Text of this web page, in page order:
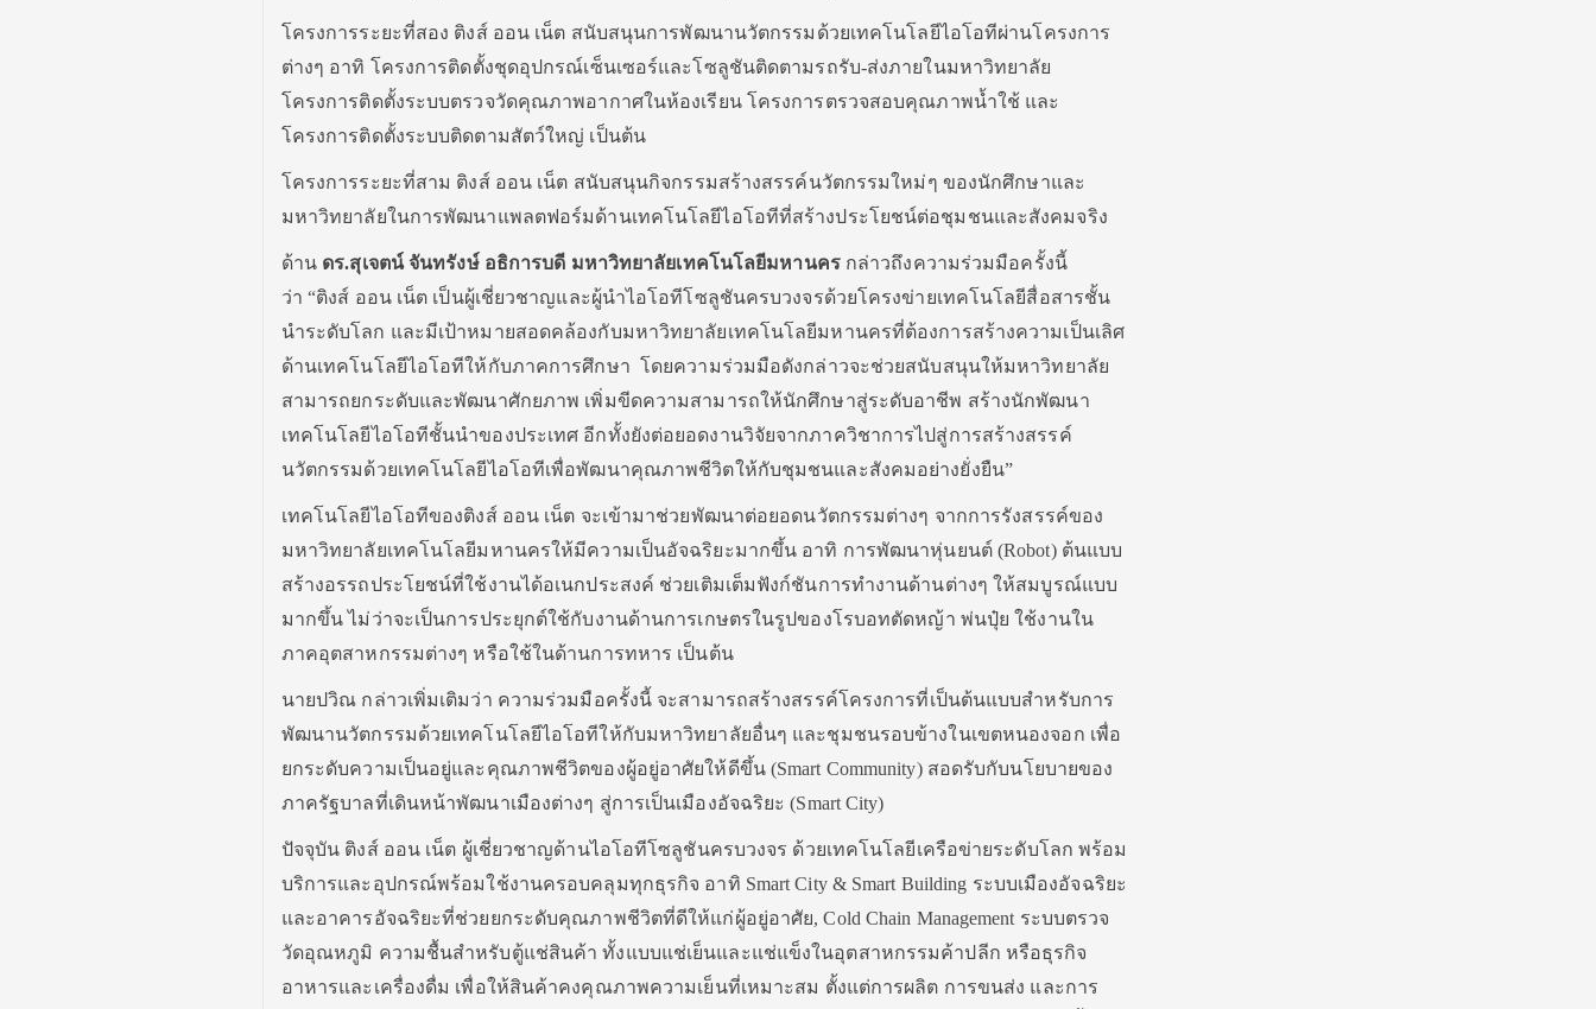
โครงการระยะที่สอง ติงส์ ออน เน็ต สนับสนุนการพัฒนานวัตกรรมด้วยเทคโนโลยีไอโอทีผ่านโครงการ
ต่างๆ อาทิ โครงการติดตั้งชุดอุปกรณ์เซ็นเซอร์และโซลูชันติดตามรถรับ-ส่งภายในมหาวิทยาลัย
โครงการติดตั้งระบบตรวจวัดคุณภาพอากาศในห้องเรียน โครงการตรวจสอบคุณภาพน้ำใช้ และ
โครงการติดตั้งระบบติดตามสัตว์ใหญ่ เป็นต้น
โครงการระยะที่สาม ติงส์ ออน เน็ต สนับสนุนกิจกรรมสร้างสรรค์นวัตกรรมใหม่ๆ ของนักศึกษาและ
มหาวิทยาลัยในการพัฒนาแพลตฟอร์มด้านเทคโนโลยีไอโอทีที่สร้างประโยชน์ต่อชุมชนและสังคมจริง
ด้าน ดร.สุเจตน์ จันทรังษ์ อธิการบดี มหาวิทยาลัยเทคโนโลยีมหานครกล่าวถึงความร่วมมือครั้งนี้
ว่า “ติงส์ ออน เน็ต เป็นผู้เชี่ยวชาญและผู้นำไอโอทีโซลูชันครบวงจรด้วยโครงข่ายเทคโนโลยีสื่อสารชั้น
นำระดับโลก และมีเป้าหมายสอดคล้องกับมหาวิทยาลัยเทคโนโลยีมหานครที่ต้องการสร้างความเป็นเลิศ
ด้านเทคโนโลยีไอโอทีให้กับภาคการศึกษา โดยความร่วมมือดังกล่าวจะช่วยสนับสนุนให้มหาวิทยาลัย
สามารถยกระดับและพัฒนาศักยภาพ เพิ่มขีดความสามารถให้นักศึกษาสู่ระดับอาชีพ สร้างนักพัฒนา
เทคโนโลยีไอโอทีชั้นนำของประเทศ อีกทั้งยังต่อยอดงานวิจัยจากภาควิชาการไปสู่การสร้างสรรค์
นวัตกรรมด้วยเทคโนโลยีไอโอทีเพื่อพัฒนาคุณภาพชีวิตให้กับชุมชนและสังคมอย่างยั่งยืน”
เทคโนโลยีไอโอทีของติงส์ ออน เน็ต จะเข้ามาช่วยพัฒนาต่อยอดนวัตกรรมต่างๆ จากการรังสรรค์ของ
มหาวิทยาลัยเทคโนโลยีมหานครให้มีความเป็นอัจฉริยะมากขึ้น อาทิ การพัฒนาหุ่นยนต์ (Robot) ต้นแบบ
สร้างอรรถประโยชน์ที่ใช้งานได้อเนกประสงค์ ช่วยเติมเต็มฟังก์ชันการทำงานด้านต่างๆ ให้สมบูรณ์แบบ
มากขึ้น ไม่ว่าจะเป็นการประยุกต์ใช้กับงานด้านการเกษตรในรูปของโรบอทตัดหญ้า พ่นปุ๋ย ใช้งานใน
ภาคอุตสาหกรรมต่างๆ หรือใช้ในด้านการทหาร เป็นต้น
นายปวิณ กล่าวเพิ่มเติมว่า ความร่วมมือครั้งนี้ จะสามารถสร้างสรรค์โครงการที่เป็นต้นแบบสำหรับการ
พัฒนานวัตกรรมด้วยเทคโนโลยีไอโอทีให้กับมหาวิทยาลัยอื่นๆ และชุมชนรอบข้างในเขตหนองจอก เพื่อ
ยกระดับความเป็นอยู่และคุณภาพชีวิตของผู้อยู่อาศัยให้ดีขึ้น (Smart Community) สอดรับกับนโยบายของ
ภาครัฐบาลที่เดินหน้าพัฒนาเมืองต่างๆ สู่การเป็นเมืองอัจฉริยะ (Smart City)
ปัจจุบัน ติงส์ ออน เน็ต ผู้เชี่ยวชาญด้านไอโอทีโซลูชันครบวงจร ด้วยเทคโนโลยีเครือข่ายระดับโลก พร้อม
บริการและอุปกรณ์พร้อมใช้งานครอบคลุมทุกธุรกิจ อาทิ Smart City & Smart Building ระบบเมืองอัจฉริยะ
และอาคารอัจฉริยะที่ช่วยยกระดับคุณภาพชีวิตที่ดีให้แก่ผู้อยู่อาศัย, Cold Chain Management ระบบตรวจ
วัดอุณหภูมิ ความชื้นสำหรับตู้แช่สินค้า ทั้งแบบแช่เย็นและแช่แข็งในอุตสาหกรรมค้าปลีก หรือธุรกิจ
อาหารและเครื่องดื่ม เพื่อให้สินค้าคงคุณภาพความเย็นที่เหมาะสม ตั้งแต่การผลิต การขนส่ง และการ